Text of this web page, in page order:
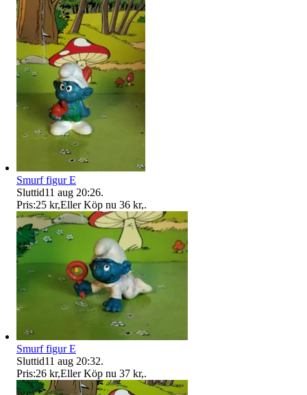
Smurf figur E
Sluttid11 aug 20:26.
Pris:25 kr,Eller Köp nu 36 kr,.
Smurf figur E
Sluttid11 aug 20:32.
Pris:26 kr,Eller Köp nu 37 kr,.